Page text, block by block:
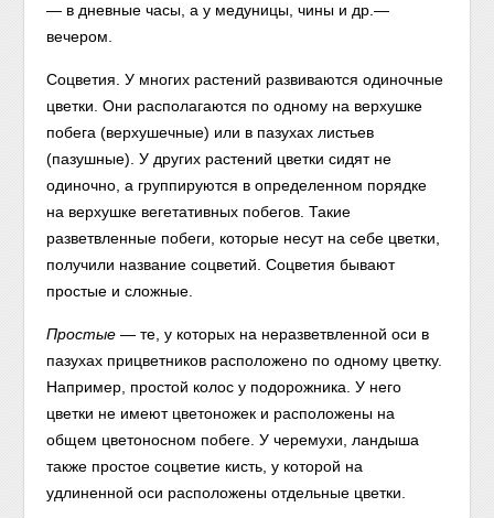
— в дневные часы, а у медуницы, чины и др.—
вечером.
Соцветия. У многих растений развиваются одиночные
цветки. Они располагаются по одному на верхушке
побега (верхушечные) или в пазухах листьев
(пазушные). У других растений цветки сидят не
одиночно, а группируются в определенном порядке
на верхушке вегетативных побегов. Такие
разветвленные побеги, которые несут на себе цветки,
получили название соцветий. Соцветия бывают
простые и сложные.
Простые — те, у которых на неразветвленной оси в
пазухах прицветников расположено по одному цветку.
Например, простой колос у подорожника. У него
цветки не имеют цветоножек и расположены на
общем цветоносном побеге. У черемухи, ландыша
также простое соцветие кисть, у которой на
удлиненной оси расположены отдельные цветки.